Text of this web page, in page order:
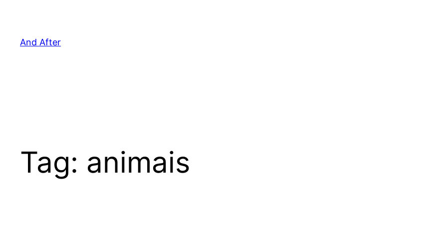
And After
Tag: animais